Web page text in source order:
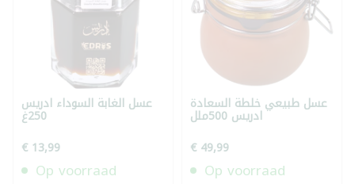
عسل الغابة السوداء ادريس
250غ
€ 13,99
Op voorraad
عسل طبيعي خلطة السعادة
ادريس 500ملل
€ 49,99
Op voorraad